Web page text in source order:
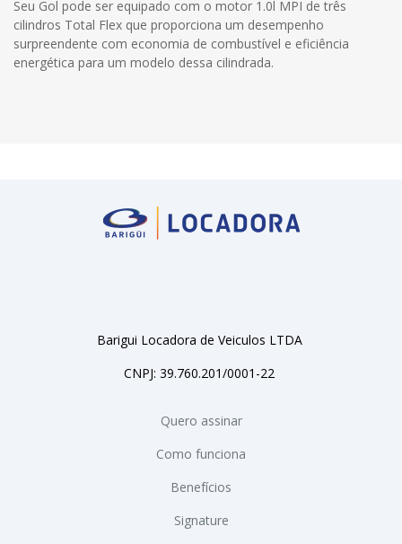
Seu Gol pode ser equipado com o motor 1.0l MPI de três
cilindros Total Flex que proporciona um desempenho
surpreendente com economia de combustível e eficiência
energética para um modelo dessa cilindrada.
Barigui Locadora de Veiculos LTDA
CNPJ: 39.760.201/0001-22
Quero assinar
Como funciona
Benefícios
Signature